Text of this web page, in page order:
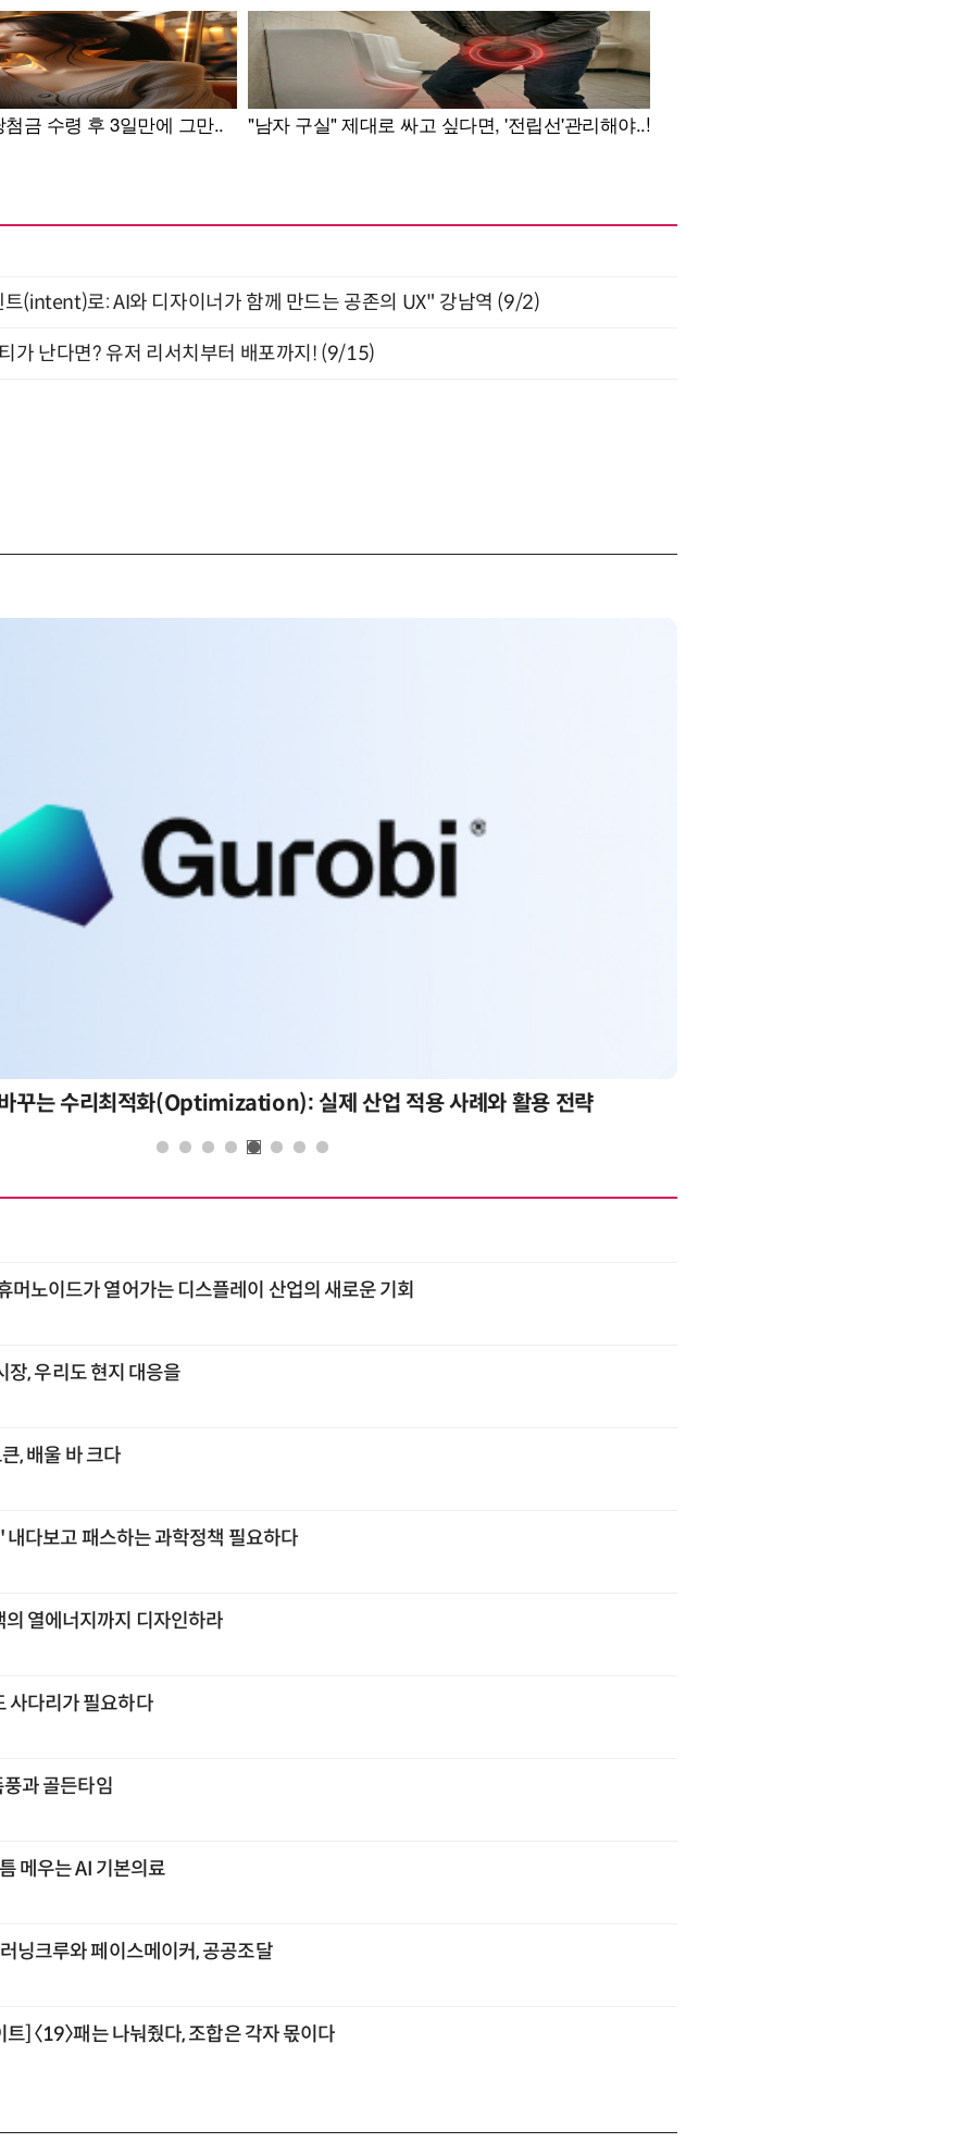
(intent)로: AI와 디자이너가 함께 만드는 공존의 UX" 강남역 (9/2)
가 난다면? 유저 리서치부터 배포까지! (9/15)
꾸는 수리최적화(Optimization): 실제 산업 적용 사례와 활용 전략
머노이드가 열어가는 디스플레이 산업의 새로운 기회
장, 우리도 현지 대응을
, 배울 바 크다
내다보고 패스하는 과학정책 필요하다
의 열에너지까지 디자인하라
사다리가 필요하다
과 골든타임
메우는 AI 기본의료
닝크루와 페이스메이커, 공공조달
] 〈19〉패는 나눠줬다, 조합은 각자 몫이다